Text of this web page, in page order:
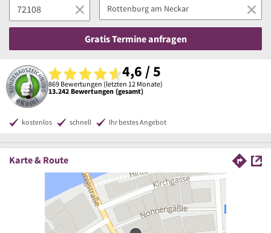
Gratis Termine anfragen
4,6 / 5
869 Bewertungen (letzten 12 Monate)
13.242 Bewertungen (gesamt)
kostenlos schnell Ihr bestes Angebot
Karte & Route